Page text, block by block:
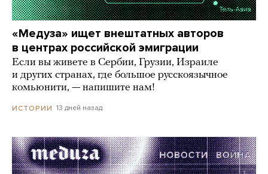
«Медуза» ищет внештатных авторов
в центрах российской эмиграции
Если вы живете в Сербии, Грузии, Израиле
и других странах, где большое русскоязычное
комьюнити, — напишите нам!
ИСТОРИИ 13 дней назад